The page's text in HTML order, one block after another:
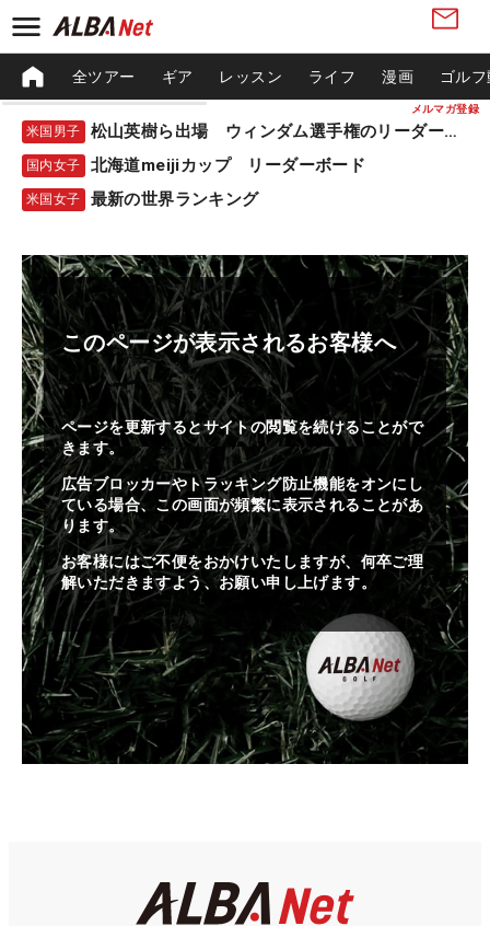
メルマガ登録
全ツアー ギア レッスン ライフ 漫画 ゴル
米国男子 松山英樹ら出場 ウィンダム選手権のリーダーボード
国内女子 北海道meijiカップ リーダーボード
米国女子 最新の世界ランキング
このページが表示されるお客様へ
ページを更新するとサイトの閲覧を続けることがで
きます。
広告ブロッカーやトラッキング防止機能をオンにし
ている場合、この画面が頻繁に表示されることがあ
ります。
お客様にはご不便をおかけいたしますが、何卒ご理
解いただきますよう、お願い申し上げます。